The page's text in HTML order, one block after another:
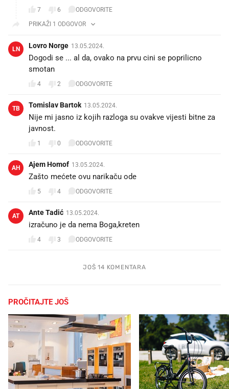
7 6
ODGOVORITE
PRIKAŽI 1 ODGOVOR
LN Lovro Norge 13.05.2024.
Dogodi se ... al da, ovako na prvu cini se poprilicno
smotan
4 2 ODGOVORITE
TB Tomislav Bartok 13.05.2024.
Nije mi jasno iz kojih razloga su ovakve vijesti bitne za
javnost.
1 0 ODGOVORITE
AH Ajem Homof 13.05.2024.
Zašto mećete ovu narikaču ode
5 4 ODGOVORITE
AT Ante Tadić 13.05.2024.
izračuno je da nema Boga,kreten
4 3 ODGOVORITE
JOŠ 14 KOMENTARA
PROČITAJTE JOŠ